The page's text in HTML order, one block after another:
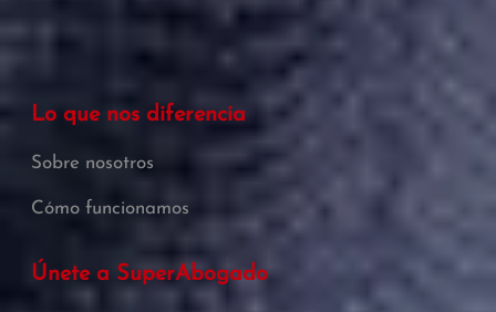
Lo que nos diferencia
Sobre nosotros
Cómo funcionamos
Únete a SuperAbogado